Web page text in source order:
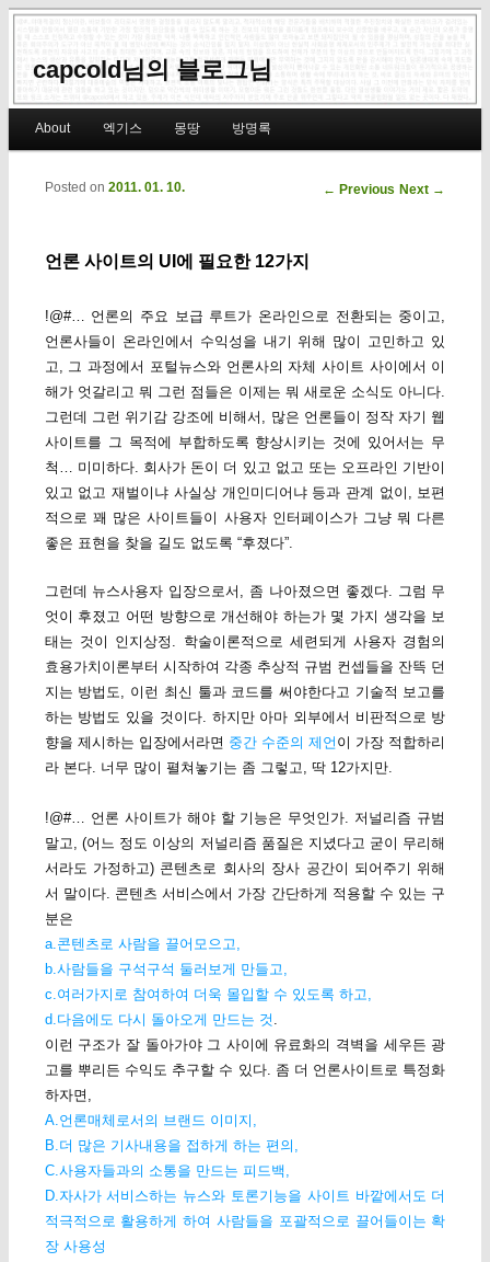
capcold님의 블로그님
Skip to primary content
Skip to secondary content
About 엑기스 몽땅 방명록
Post navigation
← Previous Next →
언론 사이트의 UI에 필요한 12가지
Posted on 2011. 01. 10.
!@#… 언론의 주요 보급 루트가 온라인으로 전환되는 중이고,
언론사들이 온라인에서 수익성을 내기 위해 많이 고민하고 있
고, 그 과정에서 포털뉴스와 언론사의 자체 사이트 사이에서 이
해가 엇갈리고 뭐 그런 점들은 이제는 뭐 새로운 소식도 아니다.
그런데 그런 위기감 강조에 비해서, 많은 언론들이 정작 자기 웹
사이트를 그 목적에 부합하도록 향상시키는 것에 있어서는 무
척… 미미하다. 회사가 돈이 더 있고 없고 또는 오프라인 기반이
있고 없고 재벌이냐 사실상 개인미디어냐 등과 관계 없이, 보편
적으로 꽤 많은 사이트들이 사용자 인터페이스가 그냥 뭐 다른
좋은 표현을 찾을 길도 없도록 “후졌다”.
그런데 뉴스사용자 입장으로서, 좀 나아졌으면 좋겠다. 그럼 무
엇이 후졌고 어떤 방향으로 개선해야 하는가 몇 가지 생각을 보
태는 것이 인지상정. 학술이론적으로 세련되게 사용자 경험의
효용가치이론부터 시작하여 각종 추상적 규범 컨셉들을 잔뜩 던
지는 방법도, 이런 최신 툴과 코드를 써야한다고 기술적 보고를
하는 방법도 있을 것이다. 하지만 아마 외부에서 비판적으로 방
향을 제시하는 입장에서라면 중간 수준의 제언 이 가장 적합하리
라 본다. 너무 많이 펼쳐놓기는 좀 그렇고, 딱 12가지만.
!@#… 언론 사이트가 해야 할 기능은 무엇인가. 저널리즘 규범
말고, (어느 정도 이상의 저널리즘 품질은 지녔다고 굳이 무리해
서라도 가정하고) 콘텐츠로 회사의 장사 공간이 되어주기 위해
서 말이다. 콘텐츠 서비스에서 가장 간단하게 적용할 수 있는 구
분은
a.콘텐츠로 사람을 끌어모으고,
b.사람들을 구석구석 둘러보게 만들고,
c.여러가지로 참여하여 더욱 몰입할 수 있도록 하고,
d.다음에도 다시 돌아오게 만드는 것
이런 구조가 잘 돌아가야 그 사이에 유료화의 격벽을 세우든 광
고를 뿌리든 수익도 추구할 수 있다. 좀 더 언론사이트로 특정화
하자면,
A.언론매체로서의 브랜드 이미지,
B.더 많은 기사내용을 접하게 하는 편의,
C.사용자들과의 소통을 만드는 피드백,
D.자사가 서비스하는 뉴스와 토론기능을 사이트 바깥에서도 더
적극적으로 활용하게 하여 사람들을 포괄적으로 끌어들이는 확
장 사용성